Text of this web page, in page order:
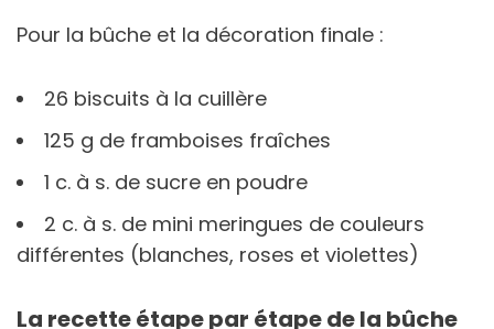
Pour la bûche et la décoration finale :
26 biscuits à la cuillère
125 g de framboises fraîches
1 c. à s. de sucre en poudre
2 c. à s. de mini meringues de couleurs
différentes (blanches, roses et violettes)
La recette étape par étape de la bûche